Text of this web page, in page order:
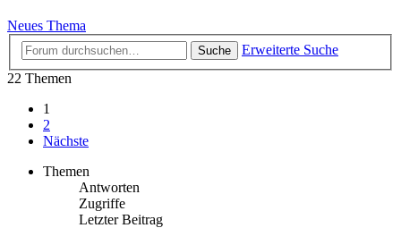
Neues Thema
Suche
Erweiterte Suche
22 Themen
1
2
Nächste
Themen
Antworten
Zugriffe
Letzter Beitrag